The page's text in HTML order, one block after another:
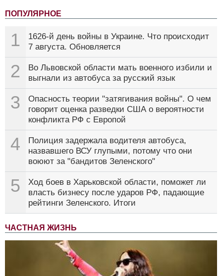
ПОПУЛЯРНОЕ
1
1626-й день войны в Украине. Что происходит
7 августа. Обновляется
2
Во Львовской области мать военного избили и
выгнали из автобуса за русский язык
3
Опасность теории "затягивания войны". О чем
говорит оценка разведки США о вероятности
конфликта РФ с Европой
4
Полиция задержала водителя автобуса,
назвавшего ВСУ глупыми, потому что они
воюют за "бандитов Зеленского"
5
Ход боев в Харьковской области, поможет ли
власть бизнесу после ударов РФ, падающие
рейтинги Зеленского. Итоги
ЧАСТНАЯ ЖИЗНЬ